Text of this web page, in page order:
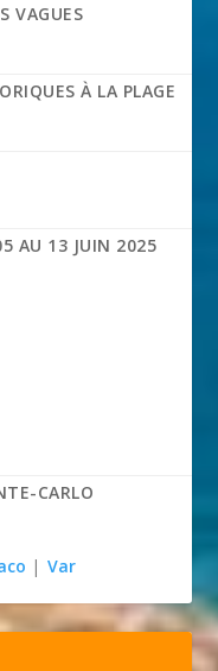
VAGUES
À LA PLAGE
AU 13 JUIN 2025
CARLO
| Var